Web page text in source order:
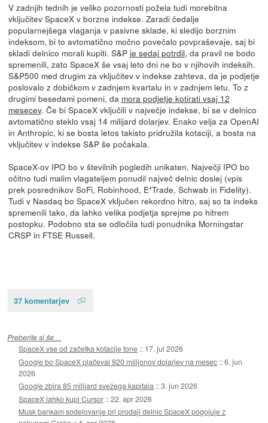
V zadnjih tednih je veliko pozornosti požela tudi morebitna
vključitev SpaceX v borzne indekse. Zaradi čedalje
popularnejšega vlaganja v pasivne sklade, ki sledijo borznim
indeksom, bi to avtomatično močno povečalo povpraševaje, saj bi
skladi delnico morali kupiti. S&P je sedaj potrdil, da pravil ne bodo
spremenili, zato SpaceX še vsaj leto dni ne bo v njihovih indeksih.
S&P500 med drugim za vključitev v indekse zahteva, da je podjetje
poslovalo z dobičkom v zadnjem kvartalu in v zadnjem letu. To z
drugimi besedami pomeni, da mora podjetje kotirati vsaj 12
mesecev. Če bi SpaceX vključili v največje indekse, bi se v delnico
avtomatično steklo vsaj 14 milijard dolarjev. Enako velja za OpenAI
in Anthropic, ki se bosta letos takisto pridružila kotaciji, a bosta na
vključitev v indekse S&P še počakala.
SpaceX-ov IPO bo v številnih pogledih unikaten. Največji IPO bo
očitno tudi malim vlagateljem ponudil največ delnic doslej (vpis
prek posrednikov SoFi, Robinhood, E*Trade, Schwab in Fidelity).
Tudi v Nasdaq bo SpaceX vključen rekordno hitro, saj so ta indeks
spremenili tako, da lahko velika podjetja sprejme po hitrem
postopku. Podobno sta se odločila tudi ponudnika Morningstar
CRSP in FTSE Russell.
37 komentarjev
Preberite si še…
SpaceX vse od začetka kotacije tone :: 17. jul 2026
Google bo SpaceX plačeval 920 milijonov dolarjev na mesec ::6. jun
2026
Google zbira 85 milijard svežega kapitala ::3. jun 2026
SpaceX lahko kupi Cursor ::22. apr 2026
Musk bankam sodelovanje pri prodaji delnic SpaceX pogojuje z